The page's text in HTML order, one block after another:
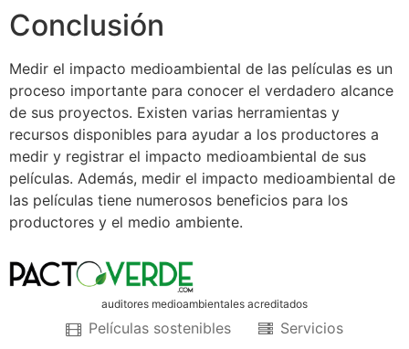
Conclusión
Medir el impacto medioambiental de las películas es un
proceso importante para conocer el verdadero alcance
de sus proyectos. Existen varias herramientas y
recursos disponibles para ayudar a los productores a
medir y registrar el impacto medioambiental de sus
películas. Además, medir el impacto medioambiental de
las películas tiene numerosos beneficios para los
productores y el medio ambiente.
auditores medioambientales acreditados
Películas sostenibles
Servicios